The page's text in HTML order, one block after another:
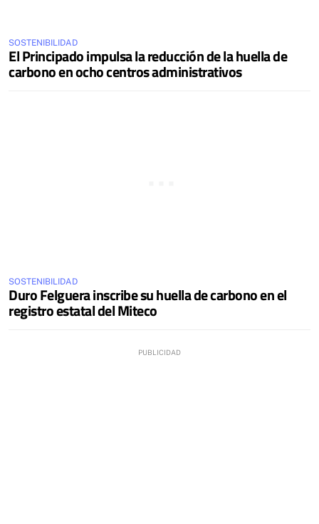
SOSTENIBILIDAD
El Principado impulsa la reducción de la huella de
carbono en ocho centros administrativos
SOSTENIBILIDAD
Duro Felguera inscribe su huella de carbono en el
registro estatal del Miteco